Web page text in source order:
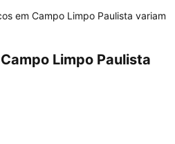
em Campo Limpo Paulista variam
Limpo Paulista